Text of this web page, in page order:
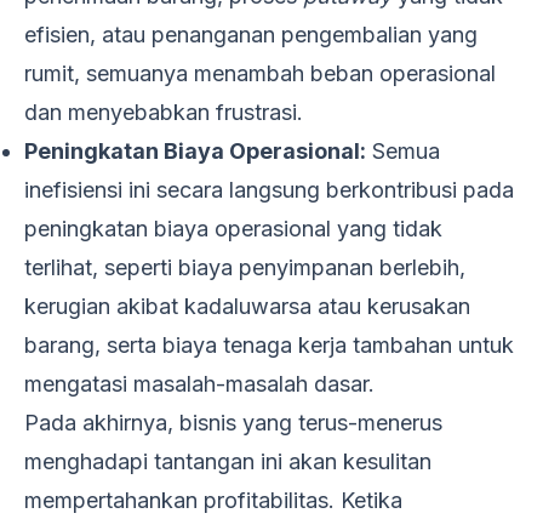
efisien, atau penanganan pengembalian yang
rumit, semuanya menambah beban operasional
dan menyebabkan frustrasi.
Peningkatan Biaya Operasional: Semua
inefisiensi ini secara langsung berkontribusi pada
peningkatan biaya operasional yang tidak
terlihat, seperti biaya penyimpanan berlebih,
kerugian akibat kadaluwarsa atau kerusakan
barang, serta biaya tenaga kerja tambahan untuk
mengatasi masalah-masalah dasar.
Pada akhirnya, bisnis yang terus-menerus
menghadapi tantangan ini akan kesulitan
mempertahankan profitabilitas. Ketika